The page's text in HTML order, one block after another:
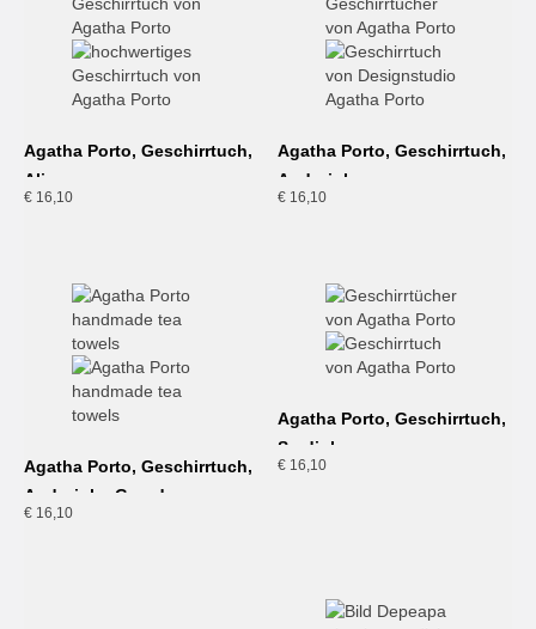
Agatha Porto, Geschirrtuch,
Aljezur
€ 16,10
Agatha Porto, Geschirrtuch,
Andorinha
€ 16,10
Agatha Porto, Geschirrtuch,
Andorinha Grande
€ 16,10
Agatha Porto, Geschirrtuch,
Sardinha
€ 16,10